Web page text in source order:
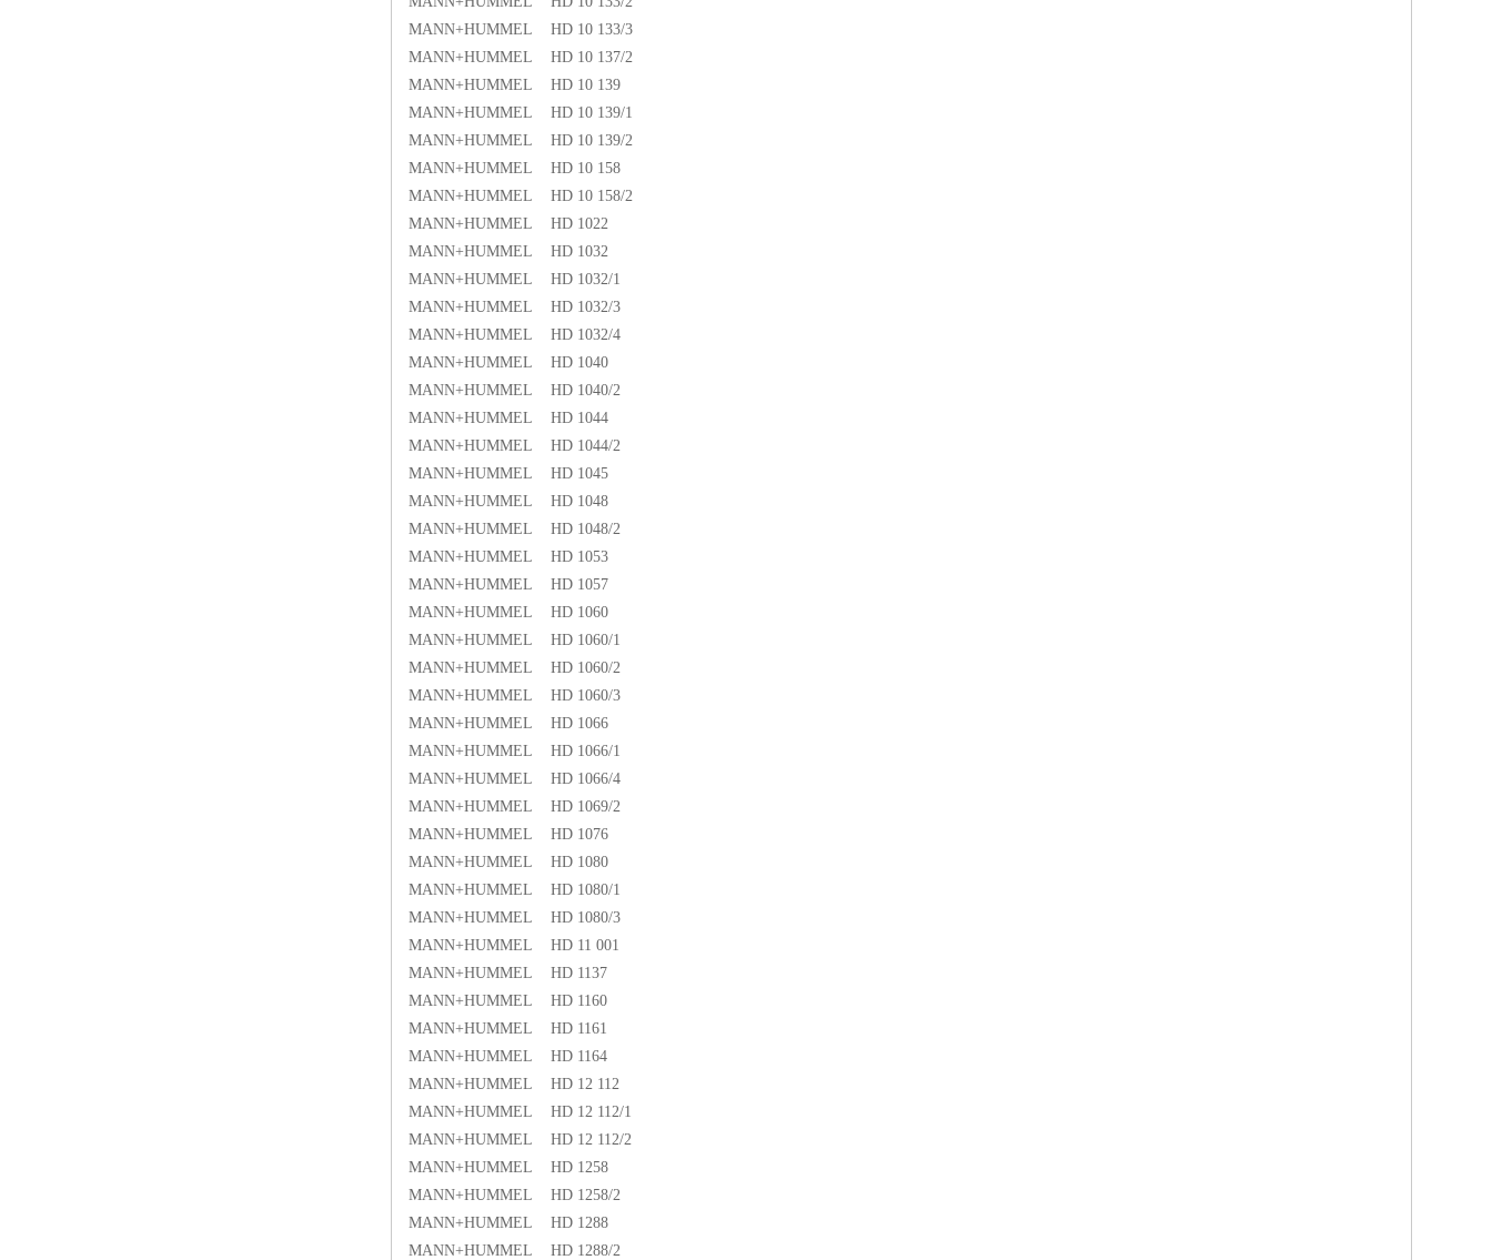
MANN+HUMMEL HD 10 133/3
MANN+HUMMEL HD 10 137/2
MANN+HUMMEL HD 10 139
MANN+HUMMEL HD 10 139/1
MANN+HUMMEL HD 10 139/2
MANN+HUMMEL HD 10 158
MANN+HUMMEL HD 10 158/2
MANN+HUMMEL HD 1022
MANN+HUMMEL HD 1032
MANN+HUMMEL HD 1032/1
MANN+HUMMEL HD 1032/3
MANN+HUMMEL HD 1032/4
MANN+HUMMEL HD 1040
MANN+HUMMEL HD 1040/2
MANN+HUMMEL HD 1044
MANN+HUMMEL HD 1044/2
MANN+HUMMEL HD 1045
MANN+HUMMEL HD 1048
MANN+HUMMEL HD 1048/2
MANN+HUMMEL HD 1053
MANN+HUMMEL HD 1057
MANN+HUMMEL HD 1060
MANN+HUMMEL HD 1060/1
MANN+HUMMEL HD 1060/2
MANN+HUMMEL HD 1060/3
MANN+HUMMEL HD 1066
MANN+HUMMEL HD 1066/1
MANN+HUMMEL HD 1066/4
MANN+HUMMEL HD 1069/2
MANN+HUMMEL HD 1076
MANN+HUMMEL HD 1080
MANN+HUMMEL HD 1080/1
MANN+HUMMEL HD 1080/3
MANN+HUMMEL HD 11 001
MANN+HUMMEL HD 1137
MANN+HUMMEL HD 1160
MANN+HUMMEL HD 1161
MANN+HUMMEL HD 1164
MANN+HUMMEL HD 12 112
MANN+HUMMEL HD 12 112/1
MANN+HUMMEL HD 12 112/2
MANN+HUMMEL HD 1258
MANN+HUMMEL HD 1258/2
MANN+HUMMEL HD 1288
MANN+HUMMEL HD 1288/2